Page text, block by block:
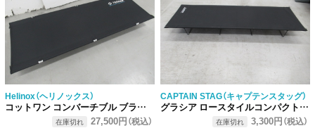
Helinox（ヘリノックス）
コットワン コンバーチブル ブラック
在庫切れ 27,500円（税込）
CAPTAIN STAG（キャプテンスタッグ）
グラシア ロースタイルコンパクトベッド UB-2005
在庫切れ 3,300円（税込）